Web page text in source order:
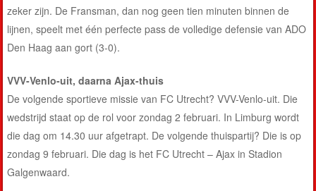
zeker zijn. De Fransman, dan nog geen tien minuten binnen de
lijnen, speelt met één perfecte pass de volledige defensie van ADO
Den Haag aan gort (3-0).
VVV-Venlo-uit, daarna Ajax-thuis
De volgende sportieve missie van FC Utrecht? VVV-Venlo-uit. Die
wedstrijd staat op de rol voor zondag 2 februari. In Limburg wordt
die dag om 14.30 uur afgetrapt. De volgende thuispartij? Die is op
zondag 9 februari. Die dag is het FC Utrecht – Ajax in Stadion
Galgenwaard.